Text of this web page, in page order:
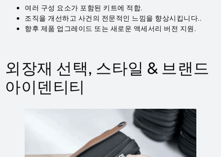
여러 구성 요소가 포함된 키트에 적합.
조직을 개선하고 사건의 전문적인 느낌을 향상시킵니다..
향후 제품 업그레이드 또는 새로운 액세서리 버전 지원.
외장재 선택, 스타일 & 브랜드
아이덴티티